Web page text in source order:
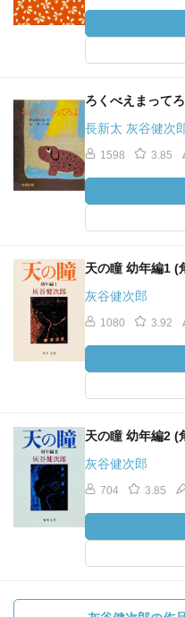
ろくべえまって
長新太 灰谷健次
1598 3.85
天の瞳 幼年編1 (
灰谷健次郎
1080 3.92
天の瞳 幼年編2 (
灰谷健次郎
704 3.85